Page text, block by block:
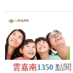
雲嘉南1350 點閱